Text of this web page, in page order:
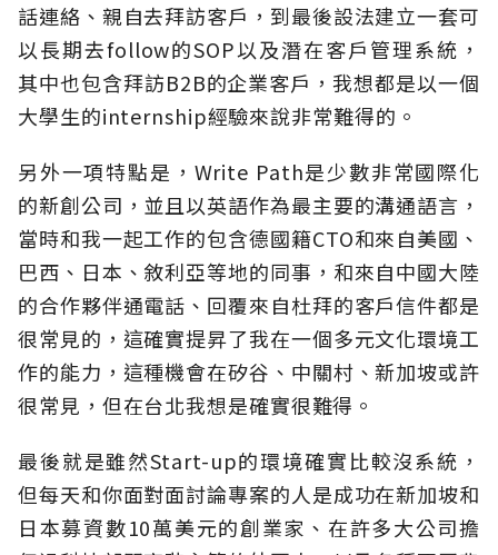
話連絡、親自去拜訪客戶，到最後設法建立一套可
以長期去follow的SOP以及潛在客戶管理系統，
其中也包含拜訪B2B的企業客戶，我想都是以一個
大學生的internship經驗來說非常難得的。
另外一項特點是，Write Path是少數非常國際化
的新創公司，並且以英語作為最主要的溝通語言，
當時和我一起工作的包含德國籍CTO和來自美國、
巴西、日本、敘利亞等地的同事，和來自中國大陸
的合作夥伴通電話、回覆來自杜拜的客戶信件都是
很常見的，這確實提昇了我在一個多元文化環境工
作的能力，這種機會在矽谷、中關村、新加坡或許
很常見，但在台北我想是確實很難得。
最後就是雖然Start-up的環境確實比較沒系統，
但每天和你面對面討論專案的人是成功在新加坡和
日本募資數10萬美元的創業家、在許多大公司擔